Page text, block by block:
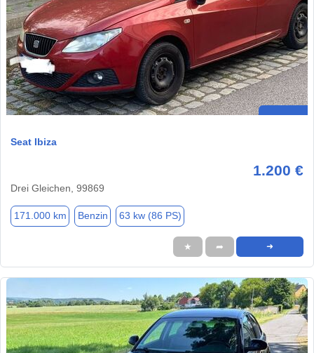
Seat Ibiza
1.200 €
Drei Gleichen, 99869
171.000 km Benzin 63 kw (86 PS)
★ ➦ ➜